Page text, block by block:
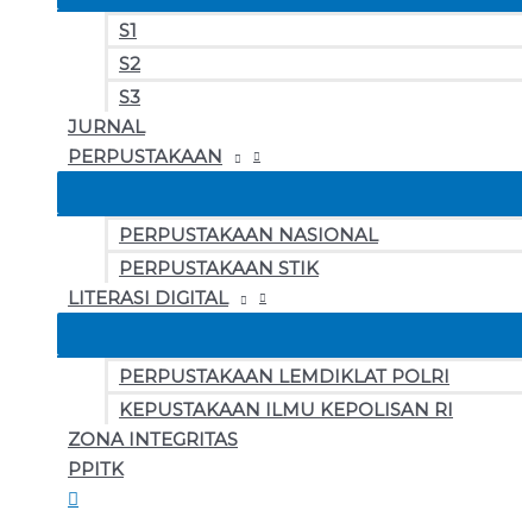
S1
S2
S3
JURNAL
PERPUSTAKAAN
PERPUSTAKAAN NASIONAL
PERPUSTAKAAN STIK
LITERASI DIGITAL
PERPUSTAKAAN LEMDIKLAT POLRI
KEPUSTAKAAN ILMU KEPOLISAN RI
ZONA INTEGRITAS
PPITK